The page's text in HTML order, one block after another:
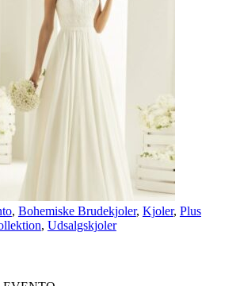
, Bohemiske Brudekjoler, Kjoler, Plus
, Udsalgskjoler